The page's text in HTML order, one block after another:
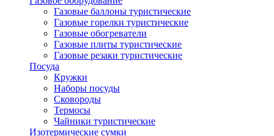
Газовые баллоны туристические
Газовые горелки туристические
Газовые обогреватели
Газовые плиты туристические
Газовые резаки туристические
Посуда
Кружки
Наборы посуды
Сковороды
Термосы
Чайники туристические
Изотермические сумки